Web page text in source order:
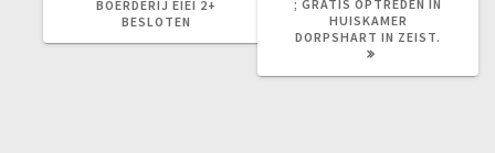
BOERDERIJ EIEI 2+
BESLOTEN
; GRATIS OPTREDEN IN
HUISKAMER
DORPSHART IN ZEIST.